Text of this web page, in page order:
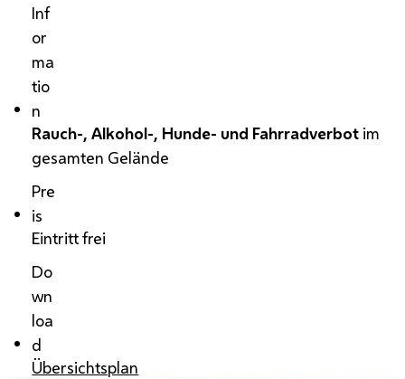
Inf
or
ma
tio
n
Rauch-, Alkohol-, Hunde- und Fahrradverbot im
gesamten Gelände
Pre
is
Eintritt frei
Do
wn
loa
d
Übersichtsplan